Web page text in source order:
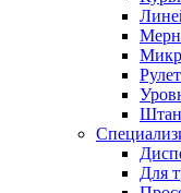
Для